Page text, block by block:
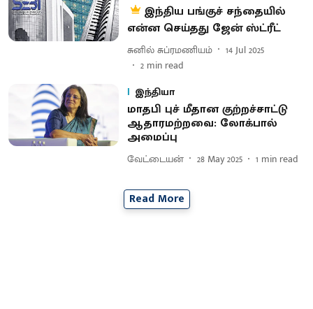
இந்திய பங்குச் சந்தையில்
என்ன செய்தது ஜேன் ஸ்ட்ரீட்
சுனில் சுப்ரமணியம்
14 Jul 2025
2 min read
இந்தியா
மாதபி புச் மீதான குற்றச்சாட்டு
ஆதாரமற்றவை: லோக்பால்
அமைப்பு
வேட்டையன் 28 May 2025 1 min read
Read More